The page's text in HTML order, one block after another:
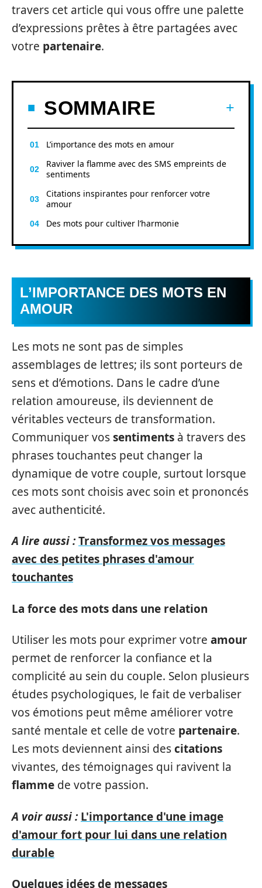
travers cet article qui vous offre une palette
d’expressions prêtes à être partagées avec
votre partenaire.
SOMMAIRE
L’importance des mots en amour
Raviver la flamme avec des SMS empreints de
sentiments
Citations inspirantes pour renforcer votre
amour
Des mots pour cultiver l’harmonie
L’IMPORTANCE DES MOTS EN
AMOUR
Les mots ne sont pas de simples
assemblages de lettres; ils sont porteurs de
sens et d’émotions. Dans le cadre d’une
relation amoureuse, ils deviennent de
véritables vecteurs de transformation.
Communiquer vossentiments à travers des
phrases touchantes peut changer la
dynamique de votre couple, surtout lorsque
ces mots sont choisis avec soin et prononcés
avec authenticité.
A lire aussi :Transformez vos messages
avec des petites phrases d'amour
touchantes
La force des mots dans une relation
Utiliser les mots pour exprimer votre amour
permet de renforcer la confiance et la
complicité au sein du couple. Selon plusieurs
études psychologiques, le fait de verbaliser
vos émotions peut même améliorer votre
santé mentale et celle de votre partenaire.
Les mots deviennent ainsi descitations
vivantes, des témoignages qui ravivent la
flamme de votre passion.
A voir aussi : L'importance d'une image
d'amour fort pour lui dans une relation
durable
Quelques idées de messages